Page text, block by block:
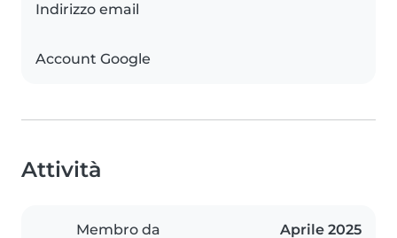
Indirizzo email
Account Google
Attività
Membro da Aprile 2025